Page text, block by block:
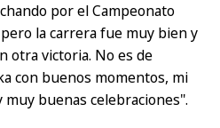
por el Campeonato
la carrera fue muy bien y
otra victoria. No es de
con buenos momentos, mi
buenas celebraciones".